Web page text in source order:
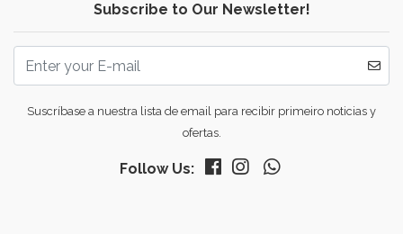
Subscribe to Our Newsletter!
Suscríbase a nuestra lista de email para recibir primeiro noticias y
ofertas.
Follow Us: